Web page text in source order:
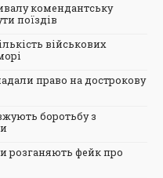
комендантську
поїздів
військових
право на дострокову
боротьбу з
розганяють фейк про